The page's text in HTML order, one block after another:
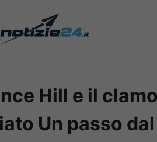
Hill e il
Un passo